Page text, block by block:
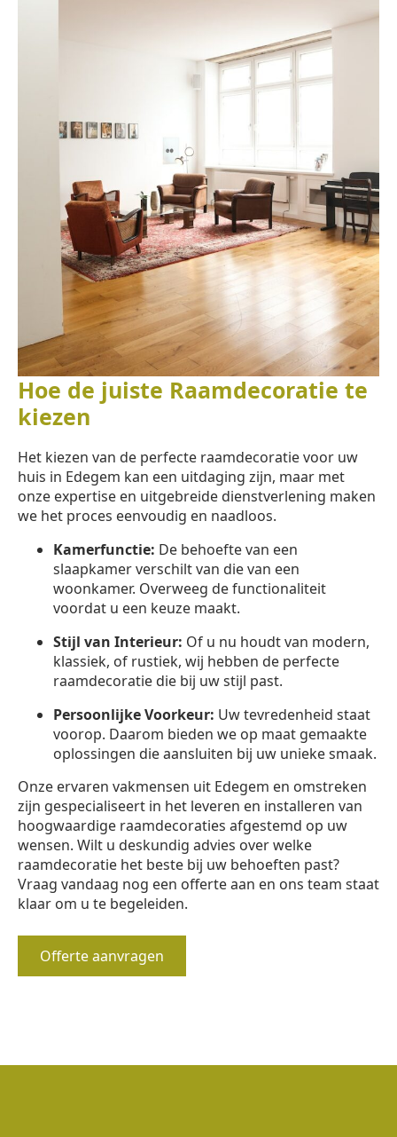
Hoe de juiste Raamdecoratie te
kiezen
Het kiezen van de perfecte raamdecoratie voor uw
huis in Edegem kan een uitdaging zijn, maar met
onze expertise en uitgebreide dienstverlening maken
we het proces eenvoudig en naadloos.
Kamerfunctie: De behoefte van een
slaapkamer verschilt van die van een
woonkamer. Overweeg de functionaliteit
voordat u een keuze maakt.
Stijl van Interieur: Of u nu houdt van modern,
klassiek, of rustiek, wij hebben de perfecte
raamdecoratie die bij uw stijl past.
Persoonlijke Voorkeur: Uw tevredenheid staat
voorop. Daarom bieden we op maat gemaakte
oplossingen die aansluiten bij uw unieke smaak.
Onze ervaren vakmensen uit Edegem en omstreken
zijn gespecialiseert in het leveren en installeren van
hoogwaardige raamdecoraties afgestemd op uw
wensen. Wilt u deskundig advies over welke
raamdecoratie het beste bij uw behoeften past?
Vraag vandaag nog een offerte aan en ons team staat
klaar om u te begeleiden.
Offerte aanvragen